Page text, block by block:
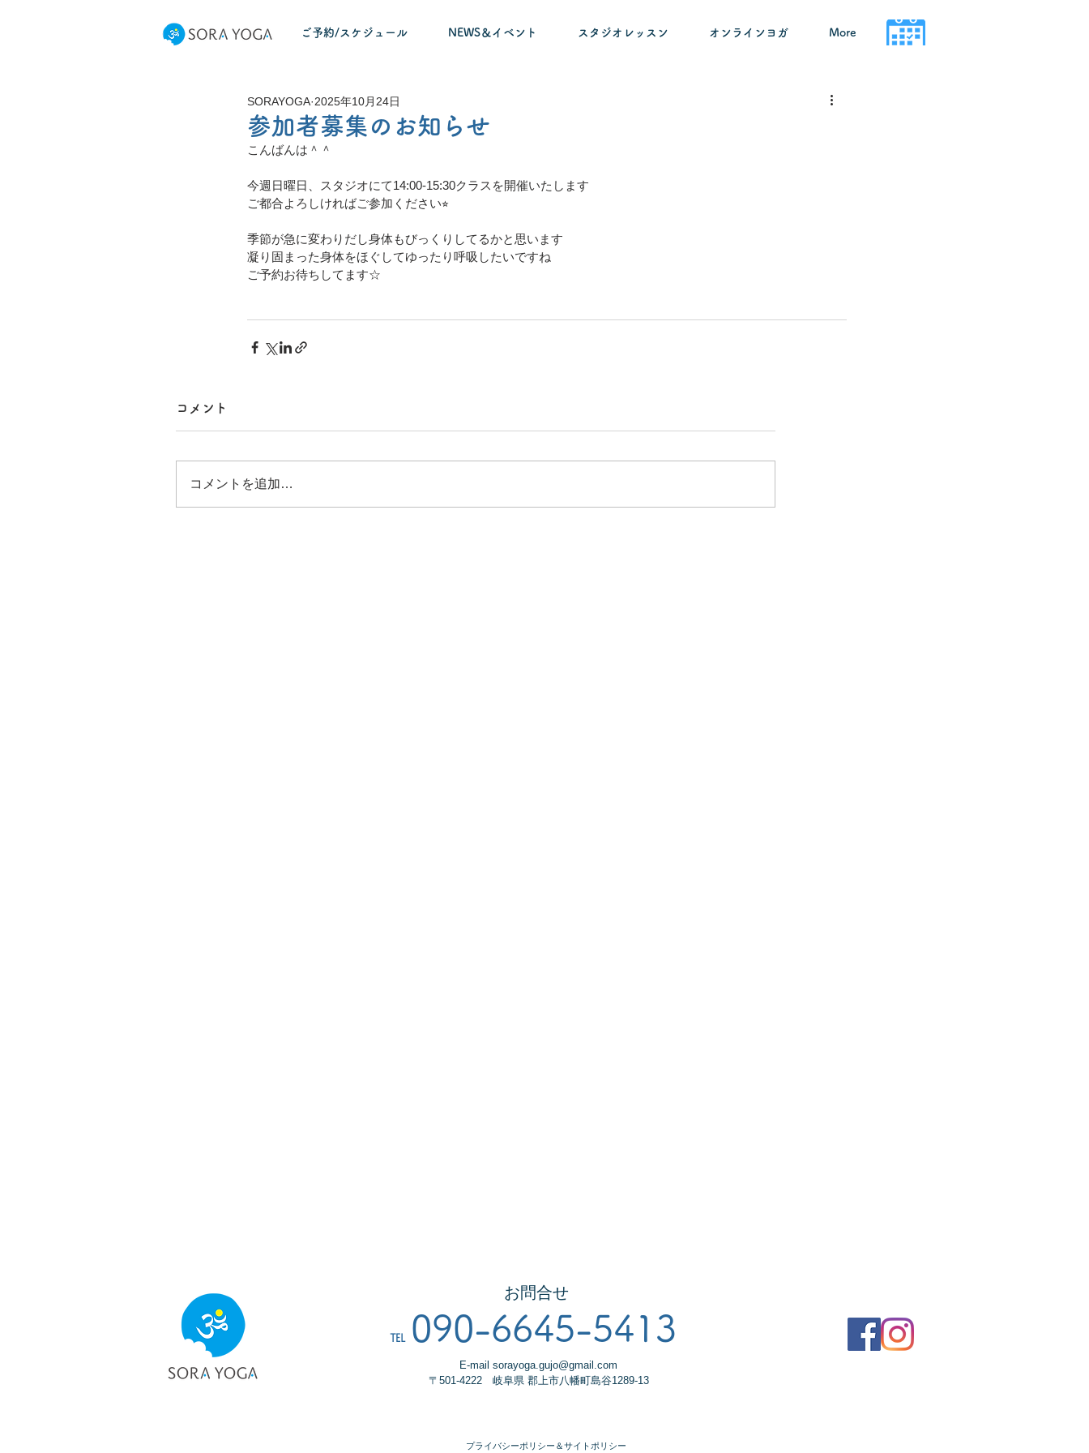
ご予約/スケジュール NEWS＆イベント スタジオレッスン オンラインヨガ More
参加者募集のお知らせ
SORAYOGA 2025年10月24日
こんばんは＾＾
今週日曜日、スタジオにて14:00-15:30クラスを開催いたします
ご都合よろしければご参加ください⭐︎
季節が急に変わりだし身体もびっくりしてるかと思います
凝り固まった身体をほぐしてゆったり呼吸したいですね
ご予約お待ちしてます☆
コメント
コメントを追加…
お問合せ
℡ 090-6645-541 3
E-mail sorayoga.gujo@gmail.com
〒501-4222 岐阜県 郡上市八幡町島谷1289-13
プライバシーポリシー＆サイトポリシー